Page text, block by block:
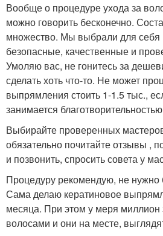
Вообще о процедуре ухода за
можно говорить бесконечно.
множество. Мы выбрали для
безопасные, качественные и
Умоляю вас, не гонитесь за
сделать хоть что-то. Не может
выпрямления стоить 1-1.5 тыс.,
занимается
Выбирайте проверенных
обязательно почитайте отзывы ,
и позвонить, спросить совета у
Процедуру рекомендую, не нужно
Сама делаю кератиновое
месяца. При этом у меря миллион
волосами и они на месте,